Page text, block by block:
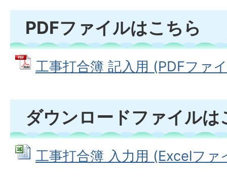
PDFファイルはこちら
工事打合簿 記入用 (PDFファ
ダウンロードファイルは
工事打合簿 入力用 (Excelフ